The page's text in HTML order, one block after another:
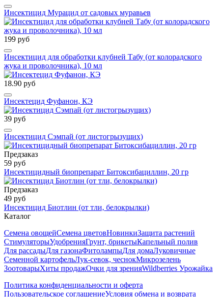
Инсектицид Мурацид от садовых муравьев
199 руб
Инсектицид для обработки клубней Табу (от колорадского
жука и проволочника), 10 мл
18.90 руб
Инсектецид Фуфанон, КЭ
39 руб
Инсектицид Сэмпай (от листогрызущих)
Предзаказ
59 руб
Инсектицидный биопрепарат Битоксибациллин, 20 гр
Предзаказ
49 руб
Инсектицид Биотлин (от тли, белокрылки)
Каталог
Семена овощейСемена цветовНовинкиЗащита растений
СтимуляторыУдобренияГрунт, брикетыКапельный полив
Для рассадыДля газонаФитолампыДля домаЛуковичные
Семенной картофельЛук-севок, чеснокМикрозелень
ЗоотоварыХиты продажОчки для зренияWildberries Урожайка
Политика конфиденциальности и оферта
Пользовательское соглашениеУсловия обмена и возврата